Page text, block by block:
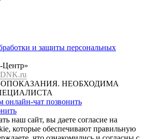
и защиты персональных
Центр»
НЕОБХОДИМА
онлайн-чат позвонить
наш сайт, вы даете согласие на
которые обеспечивают правильную